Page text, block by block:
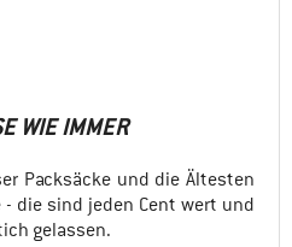
WIE IMMER
Packsäcke und die Ältesten
die sind jeden Cent wert und
gelassen.